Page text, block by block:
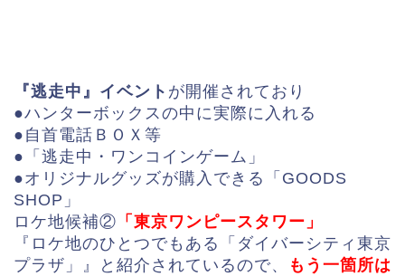
『逃走中』イベント が開催されており
●ハンターボックスの中に実際に入れる
●自首電話ＢＯＸ等
●「逃走中・ワンコインゲーム」
●オリジナルグッズが購入できる「GOODS
SHOP」
ロケ地候補② 「東京ワンピースタワー」
『ロケ地のひとつでもある「ダイバーシティ東京
プラザ」』と紹介されているので、
もう一箇所は